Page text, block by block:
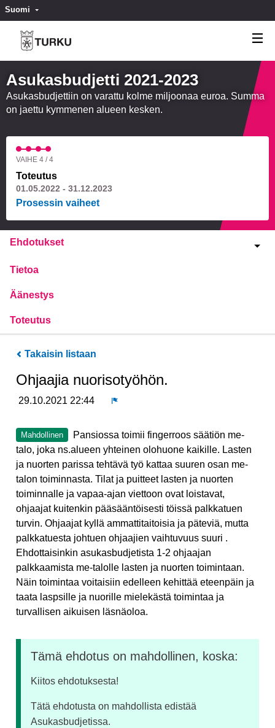
Suomi Valitse kieli
Asukasbudjetti 2021-2023
Asukasbudjettiin on varattu kolme miljoonaa euroa. Summa
on jaettu kymmenen alueen kesken.
VAIHE 4 / 4
Toteutus
01.05.2022 - 31.12.2023
Prosessin vaiheet
Ehdotukset
Tietoa
Äänestys
Toteutus
Takaisin listaan
Ohjaajia nuorisotyöhön.
29.10.2021 22:44
Mahdollinen
Pansiossa toimii fingerroos säätiön me-
talo, joka ns.alueen yhteinen olohuone kaikille. Lasten
ja nuorten parissa tehtävä työ kattaa suuren osan me-
talon toiminnasta. Tilat ja puitteet lasten ja nuorten
toiminnalle ja vapaa-ajan viettoon ovat loistavat,
ohjaajat kuitenkin pääsääntöisesti töissä palkkatuen
turvin. Ohjaajat kyllä ammattitaitoisia ja päteviä, mutta
palkkatuesta johtuen ohjaajien vaihtuvuus suuri .
Ehdottaisinkin asukasbudjetista 1-2 ohjaajan
palkkaamista me-talolle lasten ja nuorten toimintaan.
Näin toimintaa voitaisiin edelleen kehittää eteenpäin ja
taata laspsille ja nuorille mielekästä toimintaa ja
turvallisen aikuisen läsnäoloa.
Tämä ehdotus on mahdollinen, koska:
Kiitos ehdotuksesta!
Tätä ehdotusta on mahdollista edistää
Asukasbudjetissa.